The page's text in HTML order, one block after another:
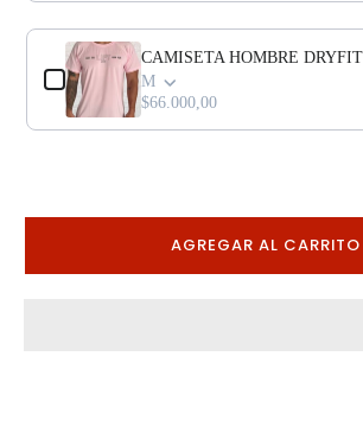
CAMISETA HOMBRE
M
$66.000,00
AGREGAR AL CARRITO